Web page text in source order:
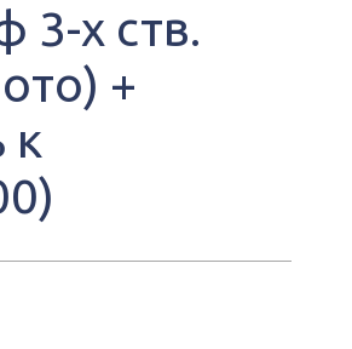
3-х ств.
+
к